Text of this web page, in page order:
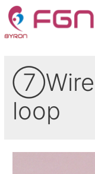
⑦Wire
loop